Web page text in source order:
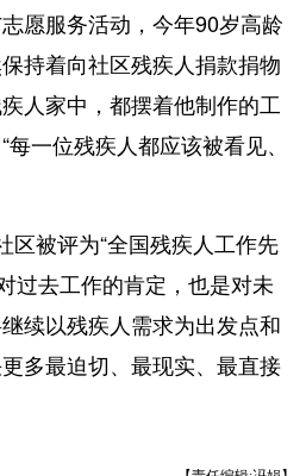
服务活动，今年90岁高龄
持着向社区残疾人捐款捐物
人家中，都摆着他制作的工
一位残疾人都应该被看见、
被评为“全国残疾人工作先
过去工作的肯定，也是对未
续以残疾人需求为出发点和
多最迫切、最现实、最直接